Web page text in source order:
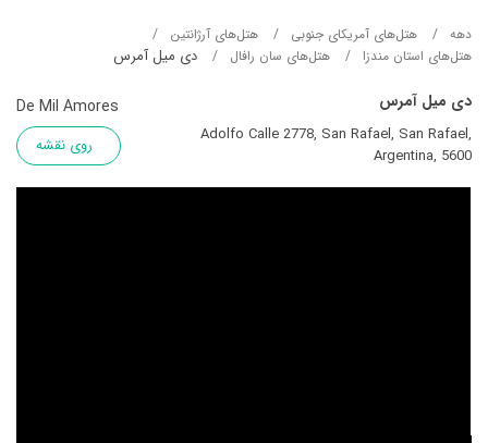
دهه هتل‌های آمریکای جنوبی
هتل‌های آرژانتین
هتل‌های استان مندزا
هتل‌های سان رافال دی میل آمرس
دی میل آمرس De Mil Amores
Adolfo Calle 2778, San Rafael, San Rafael,
Argentina, 5600
روی نقشه